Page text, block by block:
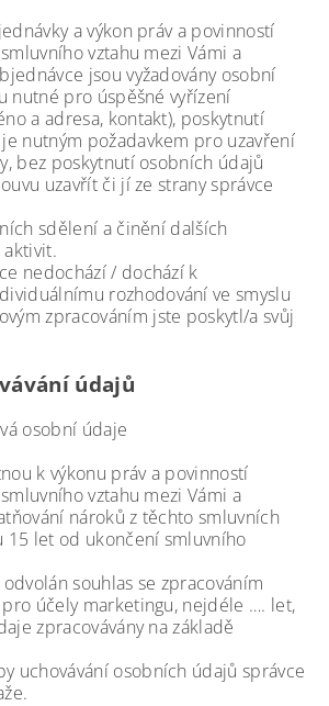
a výkon práv a povinností
vztahu mezi Vámi a
jsou vyžadovány osobní
nutné pro úspěšné vyřízení
a adresa, kontakt), poskytnutí
nutným požadavkem pro uzavření
bez poskytnutí osobních údajů
uzavřít či jí ze strany správce
sdělení a činění dalších
aktivit.
nedochází / dochází k
rozhodování ve smyslu
zpracováním jste poskytl/a svůj
údajů
osobní údaje
k výkonu práv a povinností
vztahu mezi Vámi a
nároků z těchto smluvních
15 let od ukončení smluvního
souhlas se zpracováním
účely marketingu, nejdéle …. let,
zpracovávány na základě
uchovávání osobních údajů správce